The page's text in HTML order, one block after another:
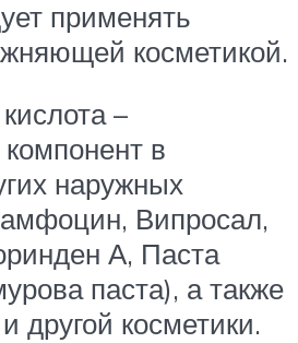
применять
косметикой.
–
в
наружных
Випросал,
А, Паста
паста), а также
другой косметики.